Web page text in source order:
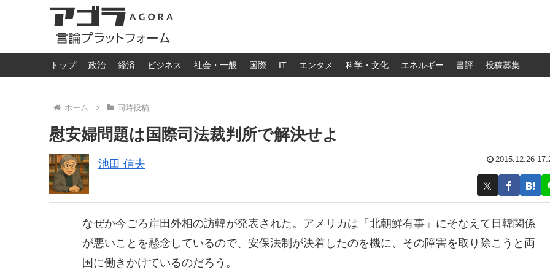
トップ 政治 経済 ビジネス 社会・一般 国際 IT エンタメ 科学・文化 エネルギー 書評 投稿募集
ホーム 同時投稿
慰安婦問題は国際司法裁判所で解決せよ
池田 信夫 2015.12.26
なぜか今ごろ岸田外相の訪韓が発表された。アメリカは「北朝鮮有事」にそなえて日韓関係
が悪いことを懸念しているので、安保法制が決着したのを機に、その障害を取り除こうと両
国に働きかけているのだろう。